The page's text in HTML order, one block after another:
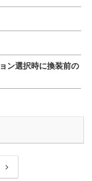
ン選択時に換装前の
次